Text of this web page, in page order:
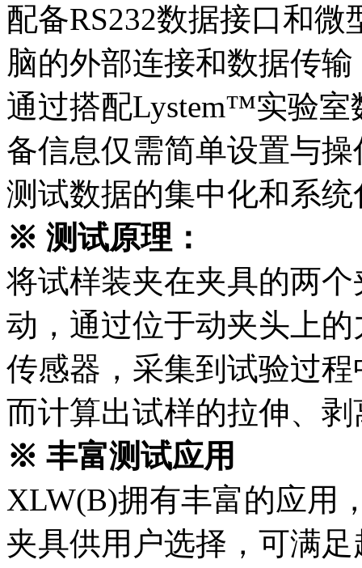
配备RS232数据接口和
脑的外部连接和数据传输
通过搭配Lystem™实验
备信息仅需简单设置与
测试数据的集中化和系统
※ 测试原理：
将试样装夹在夹具的两
动，通过位于动夹头上
传感器，采集到试验过
而计算出试样的拉伸、
※ 丰富测试应用
XLW(B)拥有丰富的应用
夹具供用户选择，可满